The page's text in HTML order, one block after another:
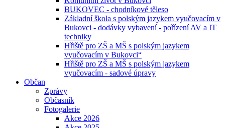
BUKOVEC - chodníkové těleso
Základní škola s polským jazykem vyučovacím v
Bukovci - dodávky vybavení - pořízení AV a IT
techniky
Hřiště pro ZŠ a MŠ s polským jazykem
vyučovacím v Bukovci“
Hřiště pro ZŠ a MŠ s polským jazykem
vyučovacím - sadové úpravy
Občan
Zprávy
Občasník
Fotogalerie
Akce 2026